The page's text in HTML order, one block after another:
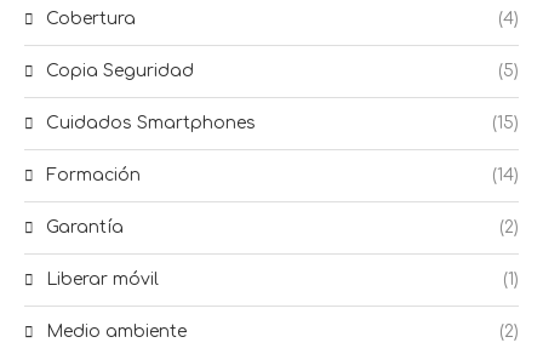
Cobertura (4)
Copia Seguridad (5)
Cuidados Smartphones (15)
Formación (14)
Garantía (2)
Liberar móvil (1)
Medio ambiente (2)